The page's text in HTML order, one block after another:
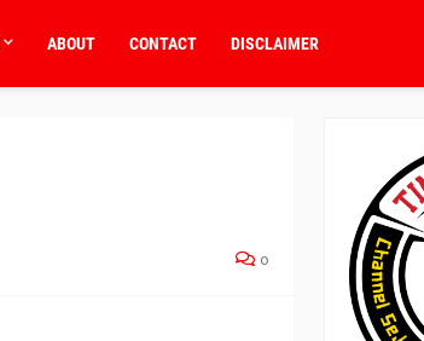
ABOUT CONTACT DISCLAIMER
0